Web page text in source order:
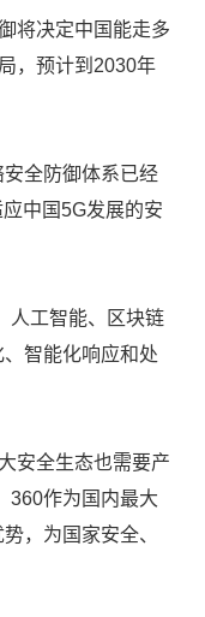
将决定中国能走多
，预计到2030年
全防御体系已经
中国5G发展的安
人工智能、区块链
智能化响应和处
安全生态也需要产
360作为国内最大
，为国家安全、